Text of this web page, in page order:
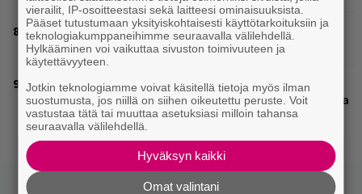
Eppu Normaalin viimeiset konsertit näkyvät myös
listoilla
Glam rock -yhtye The Ark viihdytti Logomon
Terassikesässä Turussa – katso kuvagalleria Ola Salosta
ja kumppaneista täältä
vierailit, IP-osoitteestasi sekä laitteesi ominaisuuksista.
Pääset tutustumaan yksityiskohtaisesti käyttötarkoituksiin ja
teknologiakumppaneihimme seuraavalla välilehdellä.
Hylkääminen voi vaikuttaa sivuston toimivuuteen ja
käytettävyyteen.
Jotkin teknologiamme voivat käsitellä tietoja myös ilman
suostumusta, jos niillä on siihen oikeutettu peruste. Voit
vastustaa tätä tai muuttaa asetuksiasi milloin tahansa
seuraavalla välilehdellä.
Hyväksyn kaikki
Omat valintani